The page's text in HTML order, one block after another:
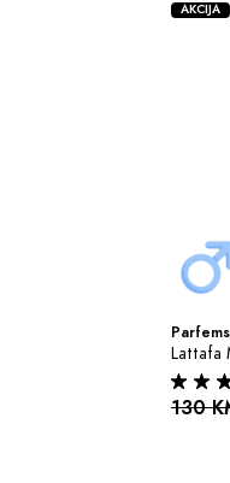
Lattafa
130
AKCIJA